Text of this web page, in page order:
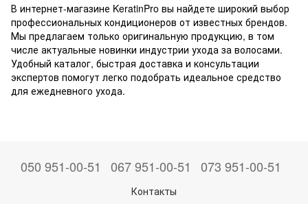
В интернет-магазине KeratinPro вы найдете широкий выбор
профессиональных кондиционеров от известных брендов.
Мы предлагаем только оригинальную продукцию, в том
числе актуальные новинки индустрии ухода за волосами.
Удобный каталог, быстрая доставка и консультации
экспертов помогут легко подобрать идеальное средство
для ежедневного ухода.
050 951-00-51 067 951-00-51 073 951-00-51
Контакты